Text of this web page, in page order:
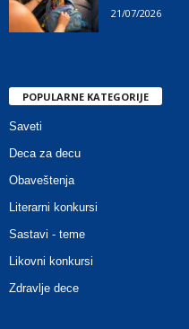
21/07/2026
POPULARNE KATEGORIJE
Saveti
Deca za decu
Obaveštenja
Literarni konkursi
Sastavi - teme
Likovni konkursi
Zdravlje dece